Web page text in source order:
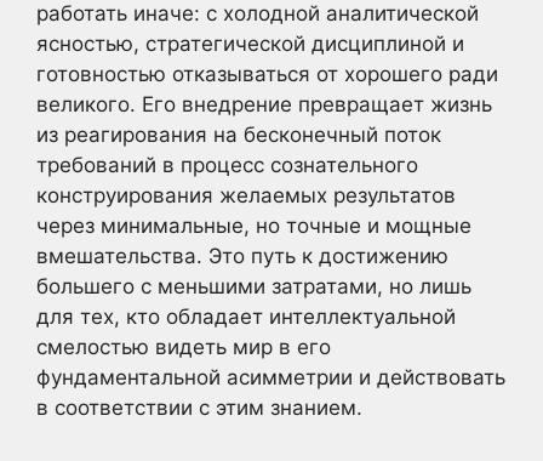
работать иначе: с холодной аналитической
ясностью, стратегической дисциплиной и
готовностью отказываться от хорошего ради
великого. Его внедрение превращает жизнь
из реагирования на бесконечный поток
требований в процесс сознательного
конструирования желаемых результатов
через минимальные, но точные и мощные
вмешательства. Это путь к достижению
большего с меньшими затратами, но лишь
для тех, кто обладает интеллектуальной
смелостью видеть мир в его
фундаментальной асимметрии и действовать
в соответствии с этим знанием.